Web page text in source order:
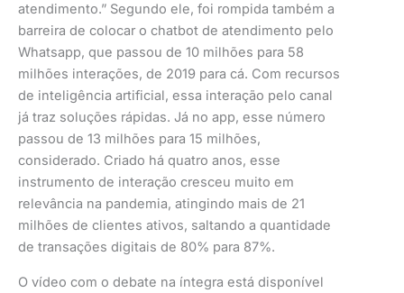
atendimento.” Segundo ele, foi rompida também a
barreira de colocar o chatbot de atendimento pelo
Whatsapp, que passou de 10 milhões para 58
milhões interações, de 2019 para cá. Com recursos
de inteligência artificial, essa interação pelo canal
já traz soluções rápidas. Já no app, esse número
passou de 13 milhões para 15 milhões,
considerado. Criado há quatro anos, esse
instrumento de interação cresceu muito em
relevância na pandemia, atingindo mais de 21
milhões de clientes ativos, saltando a quantidade
de transações digitais de 80% para 87%.
O vídeo com o debate na íntegra está disponível